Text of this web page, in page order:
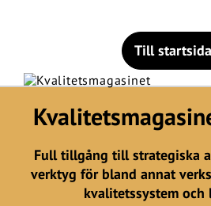
Till
Full tillgång till strategiska
verktyg för bland annat
kvalitetssystem och